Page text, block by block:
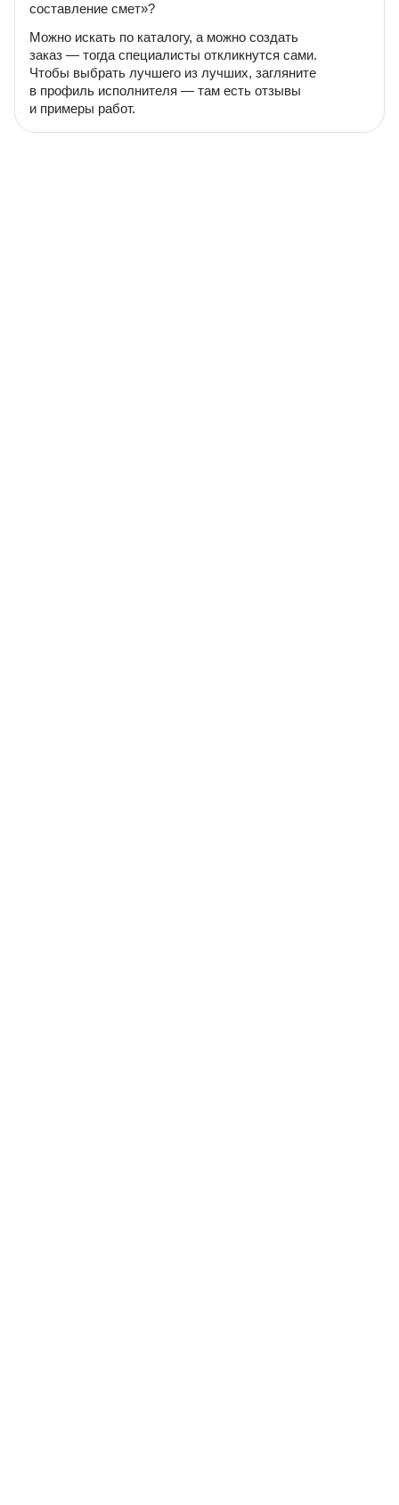
составление смет»?
Можно искать по каталогу, а можно создать
заказ — тогда специалисты откликнутся сами.
Чтобы выбрать лучшего из лучших, загляните
в профиль исполнителя — там есть отзывы
и примеры работ.